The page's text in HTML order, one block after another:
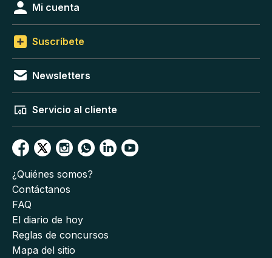
Mi cuenta
Suscríbete
Newsletters
Servicio al cliente
¿Quiénes somos?
Contáctanos
FAQ
El diario de hoy
Reglas de concursos
Mapa del sitio